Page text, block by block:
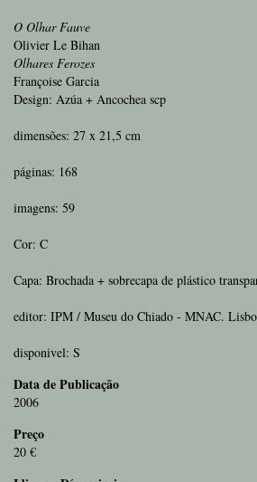
O Olhar Fauve
Olivier Le Bihan
Olhares Ferozes
Françoise Garcia
Design: Azúa + Ancochea scp
dimensões: 27 x 21,5 cm
páginas: 168
imagens: 59
Cor: C
Capa: Brochada + sobrecapa de plástico
editor: IPM / Museu do Chiado - MNAC.
disponivel: S
Data de Publicação
2006
Preço
20 €